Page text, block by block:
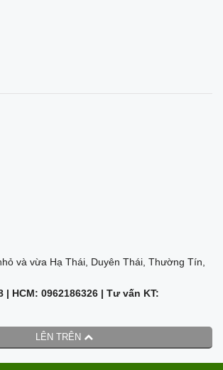
LÊN TRÊN
và vừa Hạ Thái, Duyên Thái, Thường Tín,
| HCM: 0962186326 | Tư vấn KT: